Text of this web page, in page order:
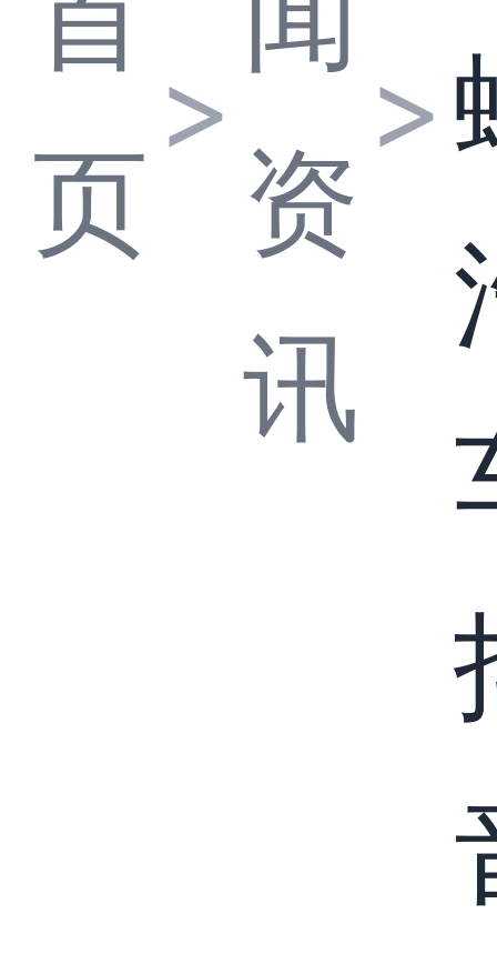
页
>
资
讯
>